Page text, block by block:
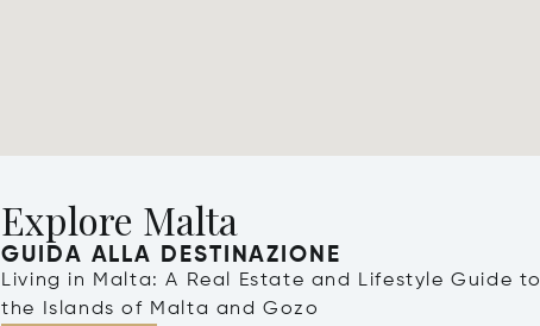
Explore Malta
GUIDA ALLA DESTINAZIONE
Living in Malta: A Real Estate and Lifestyle Guide to
the Islands of Malta and Gozo